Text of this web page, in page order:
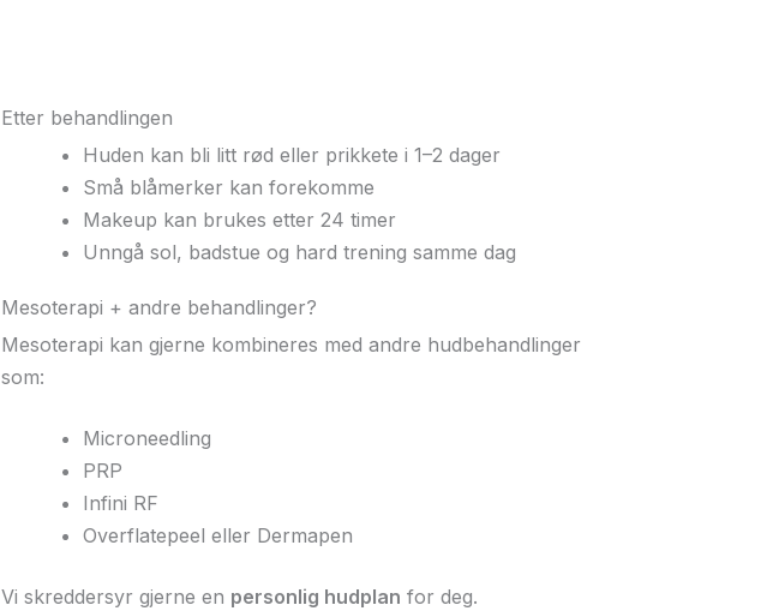
Etter behandlingen
Huden kan bli litt rød eller prikkete i 1–2 dager
Små blåmerker kan forekomme
Makeup kan brukes etter 24 timer
Unngå sol, badstue og hard trening samme dag
Mesoterapi + andre behandlinger?
Mesoterapi kan gjerne kombineres med andre hudbehandlinger
som:
Microneedling
PRP
Infini RF
Overflatepeel eller Dermapen
Vi skreddersyr gjerne en personlig hudplan for deg.